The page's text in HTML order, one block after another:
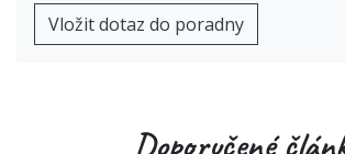
Vložit dotaz do poradny
Doporučené